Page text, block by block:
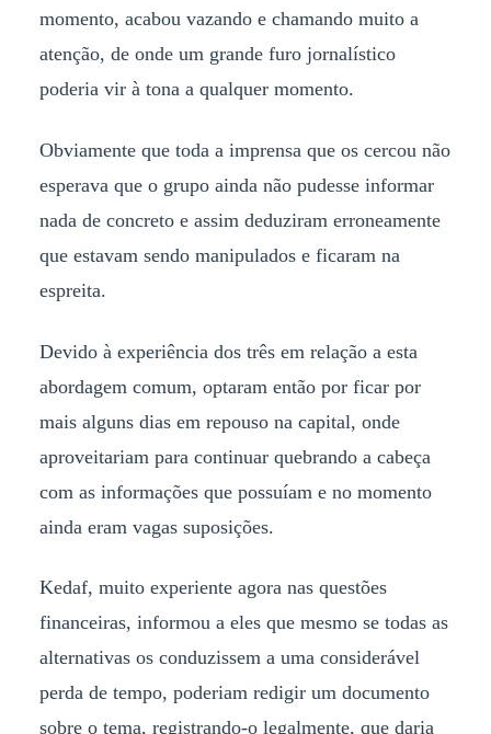
momento, acabou vazando e chamando muito a
atenção, de onde um grande furo jornalístico
poderia vir à tona a qualquer momento.
Obviamente que toda a imprensa que os cercou não
esperava que o grupo ainda não pudesse informar
nada de concreto e assim deduziram erroneamente
que estavam sendo manipulados e ficaram na
espreita.
Devido à experiência dos três em relação a esta
abordagem comum, optaram então por ficar por
mais alguns dias em repouso na capital, onde
aproveitariam para continuar quebrando a cabeça
com as informações que possuíam e no momento
ainda eram vagas suposições.
Kedaf, muito experiente agora nas questões
financeiras, informou a eles que mesmo se todas as
alternativas os conduzissem a uma considerável
perda de tempo, poderiam redigir um documento
sobre o tema, registrando-o legalmente, que daria